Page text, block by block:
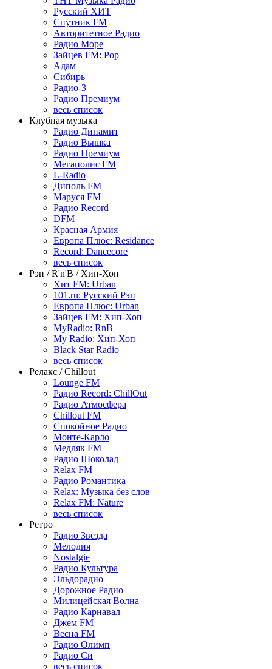
Русский ХИТ
Спутник FM
Авторитетное Радио
Радио Море
Зайцев FM: Pop
Адам
Сибирь
Радио-3
Радио Премиум
весь список
Клубная музыка
Радио Динамит
Радио Вышка
Радио Премиум
Мегаполис FM
L-Radio
Диполь FM
Маруся FM
Радио Record
DFM
Красная Армия
Европа Плюс: Residance
Record: Dancecore
весь список
Рэп / R'n'B / Хип-Хоп
Хит FM: Urban
101.ru: Русский Рэп
Европа Плюс: Urban
Зайцев FM: Хип-Хоп
MyRadio: RnB
My Radio: Хип-Хоп
Black Star Radio
весь список
Релакс / Chillout
Lounge FM
Радио Record: ChillOut
Радио Атмосфера
Chillout FM
Спокойное Радио
Монте-Карло
Медляк FM
Радио Шоколад
Relax FM
Радио Романтика
Relax: Музыка без слов
Relax FM: Nature
весь список
Ретро
Радио Звезда
Мелодия
Nostalgie
Радио Культура
Эльдорадио
Дорожное Радио
Милицейская Волна
Радио Карнавал
Джем FM
Весна FM
Радио Олимп
Радио Си
весь список